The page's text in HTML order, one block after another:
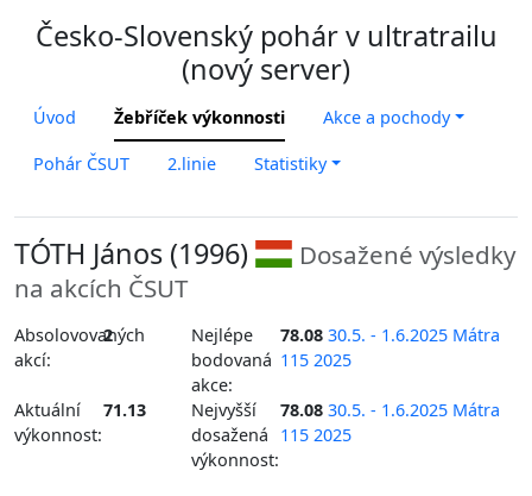
Česko-Slovenský pohár v ultratrailu
(nový server)
Úvod Žebříček výkonnosti Akce a pochody
Pohár ČSUT 2.linie Statistiky
TÓTH János (1996)
Dosažené výsledky
na akcích ČSUT
Absolovovaných
akcí:
2
Nejlépe
bodovaná
akce:
78.08 30.5. - 1.6.2025 Mátra
115 2025
Aktuální
výkonnost:
71.13
Nejvyšší
dosažená
výkonnost:
78.08 30.5. - 1.6.2025 Mátra
115 2025